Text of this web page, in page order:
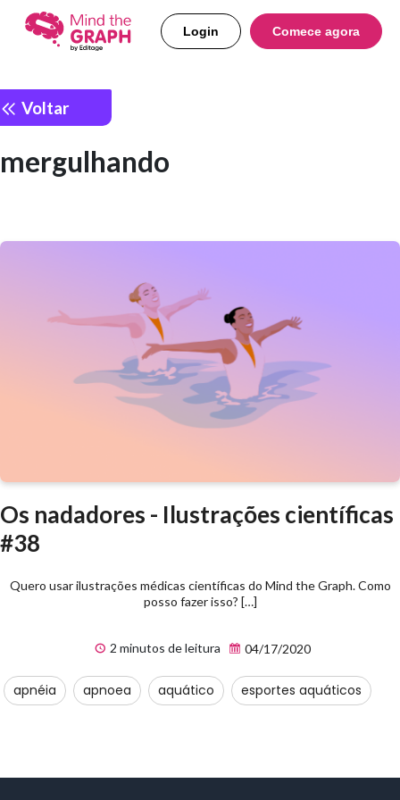
Login Comece agora
Voltar
mergulhando
Os nadadores - Ilustrações científicas
#38
Quero usar ilustrações médicas científicas do Mind the Graph. Como
posso fazer isso? […]
2 minutos de leitura 04/17/2020
apnéia apnoea aquático esportes aquáticos